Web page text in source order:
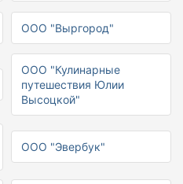
ООО "Выргород"
ООО "Кулинарные
путешествия Юлии
Высоцкой"
ООО "Эвербук"